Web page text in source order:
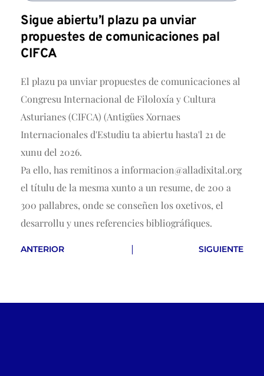
Sigue abiertu’l plazu pa unviar
propuestes de comunicaciones pal
CIFCA
El plazu pa unviar propuestes de comunicaciones al
Congresu Internacional de Filoloxía y Cultura
Asturianes (CIFCA) (Antigües Xornaes
Internacionales d'Estudiu ta abiertu hasta'l 21 de
xunu del 2026.
Pa ello, has remitinos a informacion@alladixital.org
el títulu de la mesma xunto a un resume, de 200 a
300 pallabres, onde se conseñen los oxetivos, el
desarrollu y unes referencies bibliográfiques.
ANTERIOR SIGUIENTE